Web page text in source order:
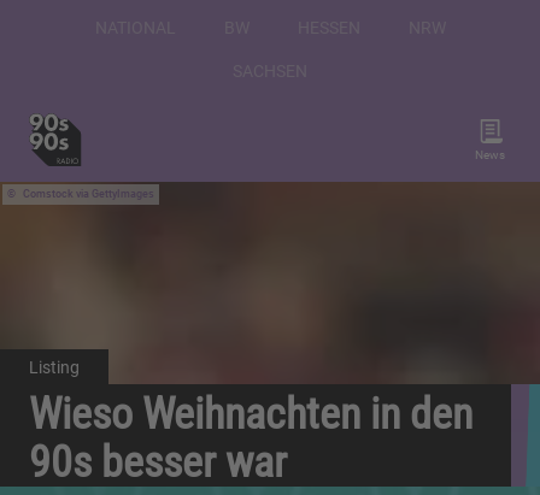
News
Comstock via GettyImages
Listing
Wieso Weihnachten in den
90s besser war